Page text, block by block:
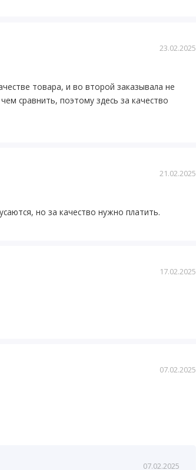
23.02.2025
товара, и во второй заказывала не
сравнить, поэтому здесь за качество
21.02.2025
но за качество нужно платить.
17.02.2025
07.02.2025
07.02.2025